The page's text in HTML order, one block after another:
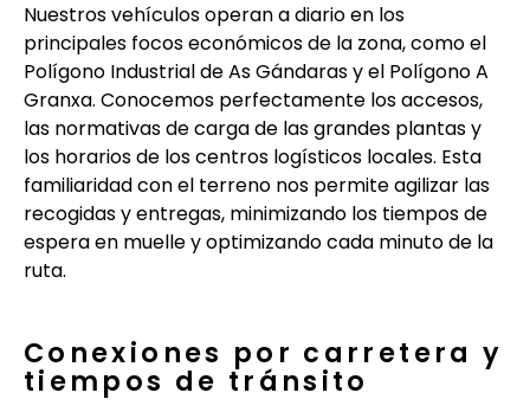
Nuestros vehículos operan a diario en los
principales focos económicos de la zona, como el
Polígono Industrial de As Gándaras y el Polígono A
Granxa. Conocemos perfectamente los accesos,
las normativas de carga de las grandes plantas y
los horarios de los centros logísticos locales. Esta
familiaridad con el terreno nos permite agilizar las
recogidas y entregas, minimizando los tiempos de
espera en muelle y optimizando cada minuto de la
ruta.
Conexiones por carretera y
tiempos de tránsito